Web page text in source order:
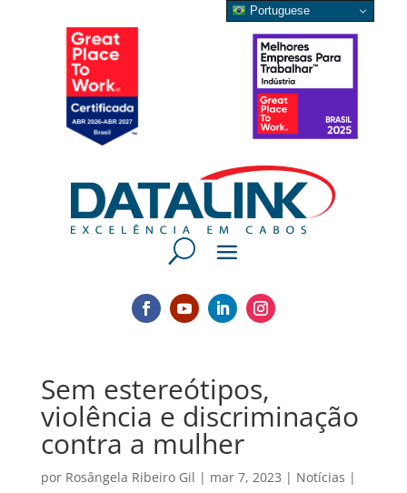
Sem estereótipos,
violência e discriminação
contra a mulher
por Rosângela Ribeiro Gil | mar 7, 2023 | Notícias |
Portuguese